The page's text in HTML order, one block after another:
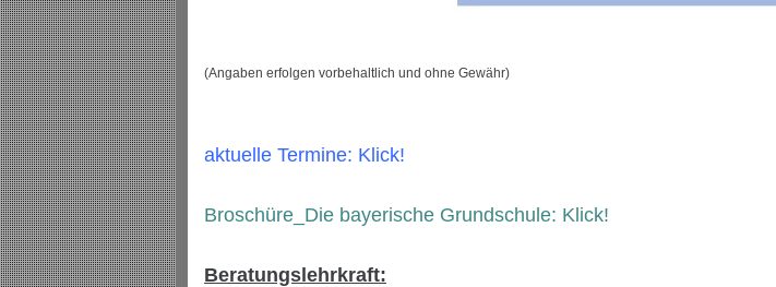
(Angaben erfolgen vorbehaltlich und ohne Gewähr)
aktuelle Termine: Klick!
Broschüre_Die bayerische Grundschule: Klick!
Beratungslehrkraft: